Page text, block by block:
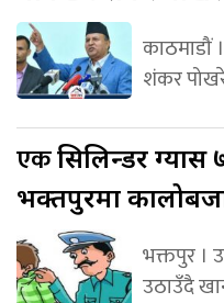
काठमाडौं
शंकर
एकसिलिन्डर ग्यास
भक्तपुरमा
भक्तपुर ।
उठाउँदै